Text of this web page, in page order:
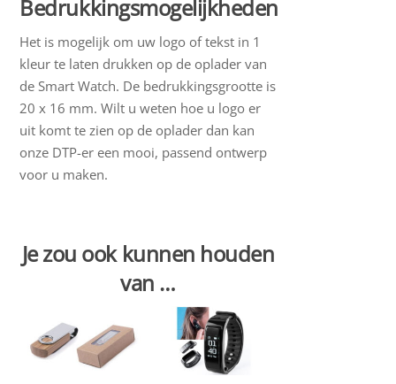
Bedrukkingsmogelijkheden
Het is mogelijk om uw logo of tekst in 1
kleur te laten drukken op de oplader van
de Smart Watch. De bedrukkingsgrootte is
20 x 16 mm. Wilt u weten hoe u logo er
uit komt te zien op de oplader dan kan
onze DTP-er een mooi, passend ontwerp
voor u maken.
Je zou ook kunnen houden
van …